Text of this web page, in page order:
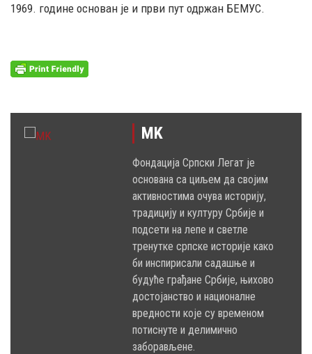
1969. године основан је и први пут одржан БЕМУС.
MK
Фондација Српски Легат је
основана са циљем да својим
активностима очува историју,
традицију и културу Србије и
подсети на лепе и светле
тренутке српске историје како
би инспирисали садашње и
будуће грађане Србије, њихово
достојанство и националне
вредности које су временом
потиснуте и делимично
заборављене.